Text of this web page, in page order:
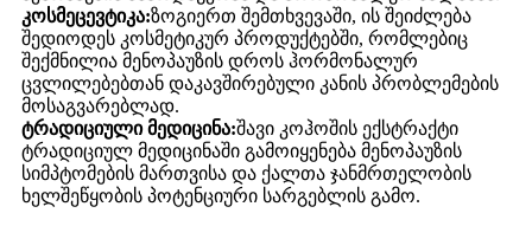
კოსმეცევტიკა:ზოგიერთ შემთხვევაში, ის შეიძლება
შედიოდეს კოსმეტიკურ პროდუქტებში, რომლებიც
შექმნილია მენოპაუზის დროს ჰორმონალურ
ცვლილებებთან დაკავშირებული კანის პრობლემების
მოსაგვარებლად.
ტრადიციული მედიცინა:შავი კოჰოშის ექსტრაქტი
ტრადიციულ მედიცინაში გამოიყენება მენოპაუზის
სიმპტომების მართვისა და ქალთა ჯანმრთელობის
ხელშეწყობის პოტენციური სარგებლის გამო.